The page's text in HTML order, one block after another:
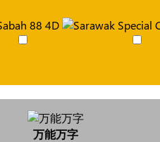
万能万字